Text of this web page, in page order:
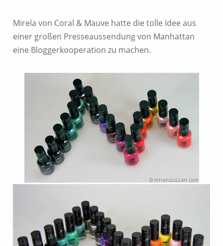
Mirela von Coral & Mauve hatte die tolle Idee aus
einer großen Presseaussendung von Manhattan
eine Bloggerkooperation zu machen.